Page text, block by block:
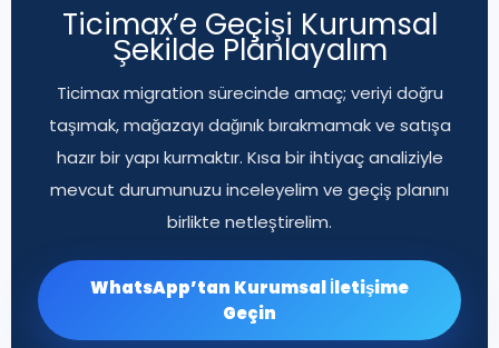
Ticimax’e Geçişi Kurumsal
Şekilde Planlayalım
Ticimax migration sürecinde amaç; veriyi doğru
taşımak, mağazayı dağınık bırakmamak ve satışa
hazır bir yapı kurmaktır. Kısa bir ihtiyaç analiziyle
mevcut durumunuzu inceleyelim ve geçiş planını
birlikte netleştirelim.
WhatsApp’tan Kurumsal İletişime
Geçin